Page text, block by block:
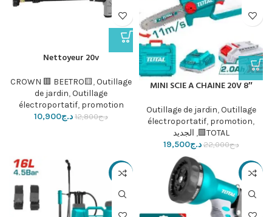
MINI SCIE A CHAINE 20V 8″
Outillage de jardin,Outillage
électroportatif, promotion,
TOTAL🟩
, الجديد
د.ج22,000 د.ج19,500
Nettoyeur 20v
CROWN 🟥 BEETRO🟨,Outillage
de jardin,Outillage
électroportatif, promotion
د.ج12,800 د.ج10,900
-38%
-22%